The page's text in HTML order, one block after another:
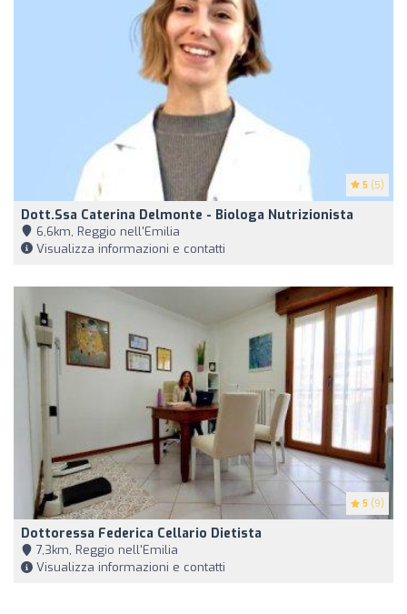
5 (5)
Dott.ssa Caterina Delmonte - Biologa Nutrizionista
6,6km, Reggio nell'Emilia
Visualizza informazioni e contatti
5 (9)
Dottoressa Federica Cellario Dietista
7,3km, Reggio nell'Emilia
Visualizza informazioni e contatti